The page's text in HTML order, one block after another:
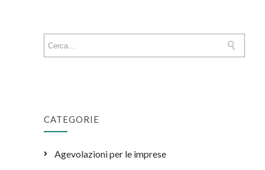
CATEGORIE
Agevolazioni per le imprese